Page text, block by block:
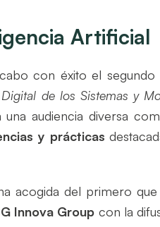
Artificial
con éxito el segundo
de los Sistemas y
audiencia diversa
y prácticas
acogida del primero
Innova Group con la